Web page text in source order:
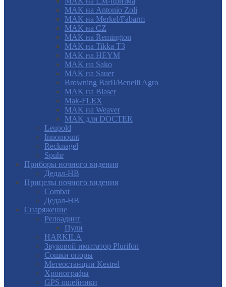
MAK на Antonio Zoli
MAK на Merkel/Fabarm
MAK на CZ
MAK на Remington
MAK на Tikka T3
MAK на HEYM
MAK на Sako
MAK на Sauer
Browning BarII/Benelli Agro
MAK на Blaser
Mak-FLEX
MAK на Weaver
MAK для DOCTER
Leupold
Innomount
Recknagel
Spuhr
Приборы ночного видения
Дедал-НВ
Прицелы ночного видения
Combat
Дедал-НВ
Снаряжение
Релоадинг
Пули
HARKILA
Звуковой имитатор Plurifon
Сошки опоры
Метеостанции Kestrel
Хронографы
GPS ошейники